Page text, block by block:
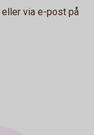
eller via e-post på